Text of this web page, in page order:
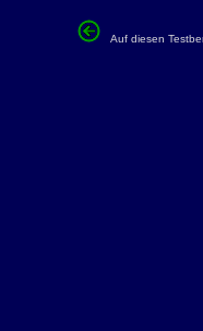
Auf diesen